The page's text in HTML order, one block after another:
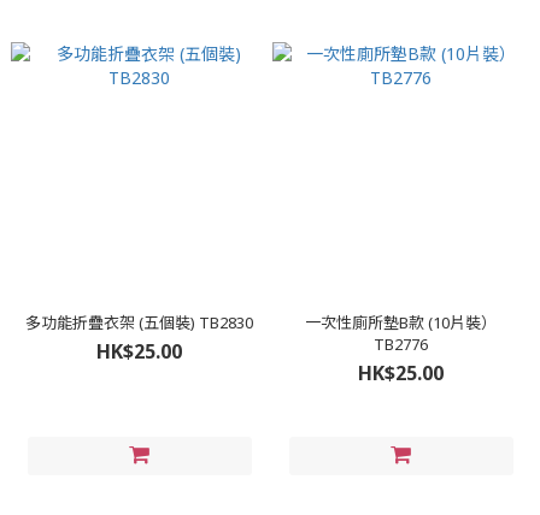
多功能折疊衣架 (五個裝) TB2830
HK$25.00
一次性廁所墊B款 (10片裝）
TB2776
HK$25.00